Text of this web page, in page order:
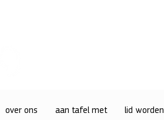
over ons aan tafel met lid worden